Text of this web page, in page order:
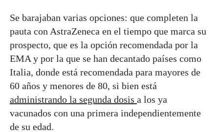
Se barajaban varias opciones: que completen la
pauta con AstraZeneca en el tiempo que marca su
prospecto, que es la opción recomendada por la
EMA y por la que se han decantado países como
Italia, donde está recomendada para mayores de
60 años y menores de 80, si bien está
administrando la segunda dosis a los ya
vacunados con una primera independientemente
de su edad.